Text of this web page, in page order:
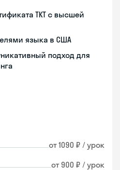
TKT с высшей
языка в США
подход для
от 1090 ₽ / урок
от 900 ₽ / урок